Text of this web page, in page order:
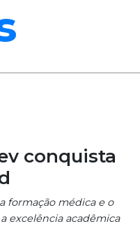
conquista
formação médica e o
excelência acadêmica